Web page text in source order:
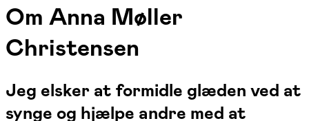
Om Anna Møller
Christensen
Jeg elsker at formidle glæden ved at
synge og hjælpe andre med at